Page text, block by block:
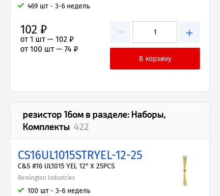
469 шт - 3-6 недель
− +
102 ₽
от 1 шт — 102 ₽
от 100 шт — 74 ₽
резистор 16ом в разделе: Наборы,
Комплекты 422
CS16UL1015STRYEL-12-25
C&S #16 UL1015 YEL 12" X 25PCS
Remington Industries
100 шт - 3-6 недель